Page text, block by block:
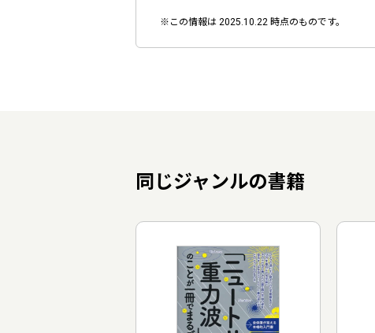
※この情報は 2025.10.22 時点のものです。
同じジャンルの書籍